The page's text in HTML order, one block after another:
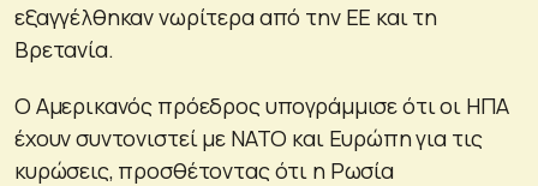
εξαγγέλθηκαν νωρίτερα από την ΕΕ και τη
Βρετανία.
O Αμερικανός πρόεδρος υπογράμμισε ότι οι ΗΠΑ
έχουν συντονιστεί με ΝΑΤΟ και Ευρώπη για τις
κυρώσεις, προσθέτοντας ότι η Ρωσία